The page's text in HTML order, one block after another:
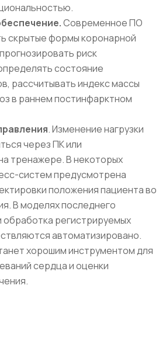
Современное ПО
скрытые формы коронарной
риск
состояние
рассчитывать индекс массы
в раннем постинфарктном
. Изменение нагрузки
через ПК или
тренажере. В некоторых
систем предусмотрена
положения пациента во
В моделях последнего
обработка регистрируемых
автоматизировано.
хорошим инструментом для
сердца и оценки